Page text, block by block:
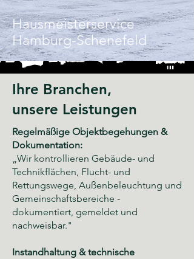
Hausmeisterservice
Hamburg-Schenefeld
Ihre Branchen,
unsere Leistungen
Regelmäßige Objektbegehungen &
Dokumentation:
„Wir kontrollieren Gebäude- und
Technikflächen, Flucht- und
Rettungswege, Außenbeleuchtung und
Gemeinschaftsbereiche -
dokumentiert, gemeldet und
nachweisbar."
Instandhaltung & technische